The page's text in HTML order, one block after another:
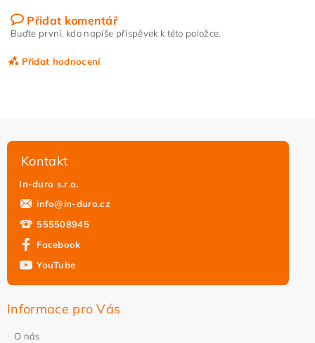
Přidat komentář
Buďte první, kdo napíše příspěvek k této položce.
Přidat hodnocení
osobních údajů
Kontakt
In-duro s.r.o.
info@in-duro.cz
555508945
Facebook
YouTube
Informace pro Vás
O nás